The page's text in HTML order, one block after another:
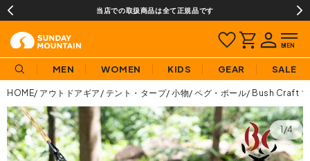
当店での取扱商品は全て正規品です
MEN WOMEN KIDS GEAR SALE
HOME アウトドアギア テント・タープ 小物 ペグ・ポール Bush Craft ブ
1/4